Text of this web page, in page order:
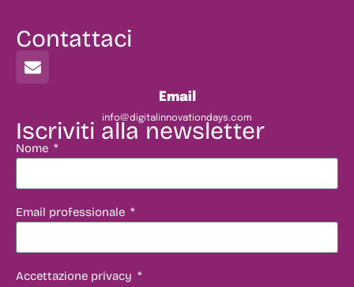
Contattaci
Email
info@digitalinnovationdays.com
Iscriviti alla newsletter
Nome
Email professionale
Accettazione privacy